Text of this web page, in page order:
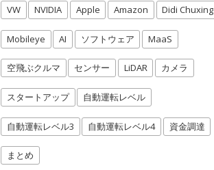
VW NVIDIA Apple Amazon Didi Chuxing
Mobileye AI ソフトウェア MaaS
空飛ぶクルマ センサー LiDAR カメラ
スタートアップ 自動運転レベル
自動運転レベル3 自動運転レベル4 資金調達
まとめ